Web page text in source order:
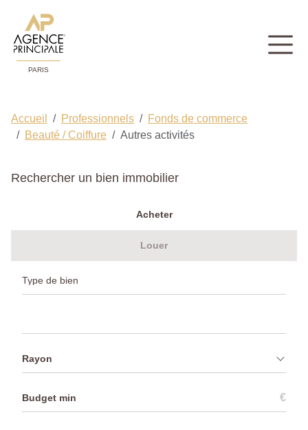
PARIS
Accueil Professionnels
Fonds de commerce
Beauté / Coiffure
Autres activités
Rechercher un bien immobilier
Acheter
Louer
Rayon
€